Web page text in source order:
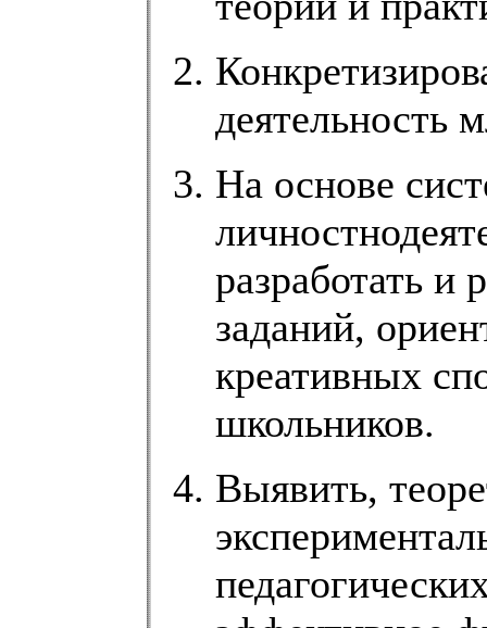
деятельность
На основе
разработать и
заданий,
креативных
школьников.
Выявить,